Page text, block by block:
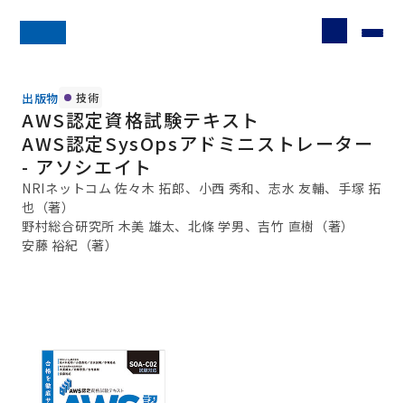
出版物 技術
AWS認定資格試験テキスト
AWS認定SysOpsアドミニストレーター
- アソシエイト
NRIネットコム 佐々木 拓郎、小西 秀和、志水 友輔、手塚 拓
也（著）
野村総合研究所 木美 雄太、北條 学男、吉竹 直樹（著）
安藤 裕紀（著）